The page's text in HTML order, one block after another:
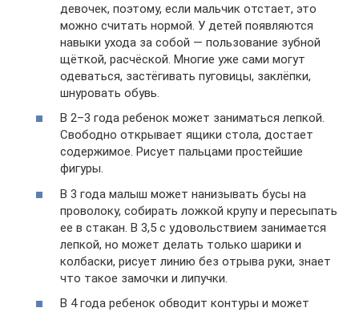
девочек, поэтому, если мальчик отстает, это
можно считать нормой. У детей появляются
навыки ухода за собой — пользование зубной
щёткой, расчёской. Многие уже сами могут
одеваться, застёгивать пуговицы, заклёпки,
шнуровать обувь.
В 2–3 года ребенок может заниматься лепкой.
Свободно открывает ящики стола, достает
содержимое. Рисует пальцами простейшие
фигуры.
В 3 года малыш может нанизывать бусы на
проволоку, собирать ложкой крупу и пересыпать
ее в стакан. В 3,5 с удовольствием занимается
лепкой, но может делать только шарики и
колбаски, рисует линию без отрыва руки, знает
что такое замочки и липучки.
В 4 года ребенок обводит контуры и может